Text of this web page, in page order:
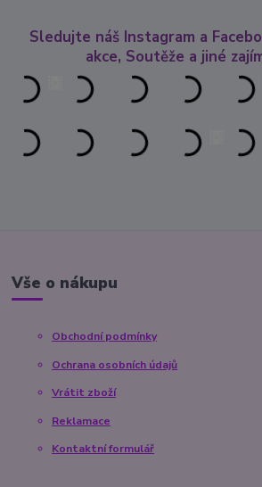
Sledujte náš Instagram a
akce, Soutěže a jiné
Vše o nákupu
Obchodní podmínky
Ochrana osobních údajů
Vrátit zboží
Reklamace
Kontaktní formulář